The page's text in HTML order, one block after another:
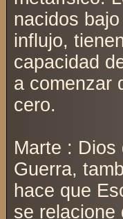
nacidos
influjo,
capacidad
a comenzar
cero.
Marte : Dios
Guerra,
hace que
se relacione